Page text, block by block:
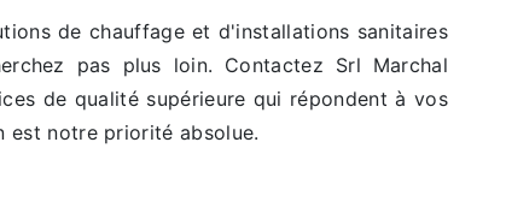
de chauffage et d'installations sanitaires
pas plus loin. Contactez Srl Marchal
de qualité supérieure qui répondent à vos
est notre priorité absolue.